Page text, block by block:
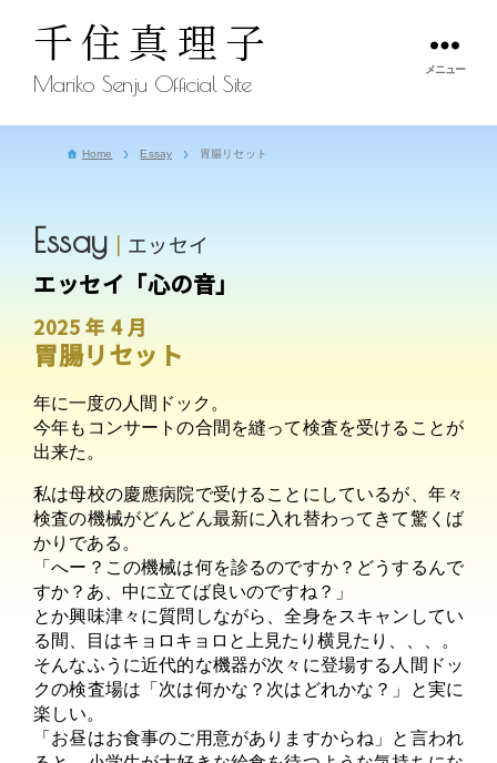
千住真理子
Mariko Senju Official Site
メニュー
Home Essay 胃腸リセット
Essay エッセイ
エッセイ「心の音」
2025 年 4 月
胃腸リセット
年に一度の人間ドック。
今年もコンサートの合間を縫って検査を受けることが
出来た。
私は母校の慶應病院で受けることにしているが、年々
検査の機械がどんどん最新に入れ替わってきて驚くば
かりである。
「へー？この機械は何を診るのですか？どうするんで
すか？あ、中に立てば良いのですね？」
とか興味津々に質問しながら、全身をスキャンしてい
る間、目はキョロキョロと上見たり横見たり、、、。
そんなふうに近代的な機器が次々に登場する人間ドッ
クの検査場は「次は何かな？次はどれかな？」と実に
楽しい。
「お昼はお食事のご用意がありますからね」と言われ